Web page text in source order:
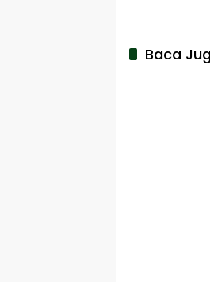
Baca